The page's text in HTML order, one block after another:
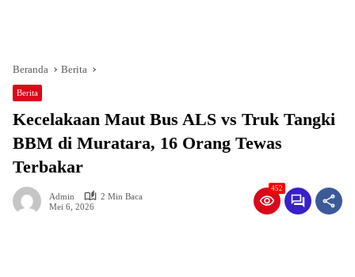
Beranda Berita
Berita
Kecelakaan Maut Bus ALS vs Truk Tangki
BBM di Muratara, 16 Orang Tewas
Terbakar
Admin
2 Min Baca
Mei 6, 2026
452